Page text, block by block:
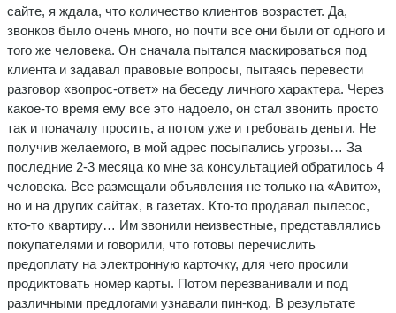
сайте, я ждала, что количество клиентов возрастет. Да,
звонков было очень много, но почти все они были от одного и
того же человека. Он сначала пытался маскироваться под
клиента и задавал правовые вопросы, пытаясь перевести
разговор «вопрос-ответ» на беседу личного характера. Через
какое-то время ему все это надоело, он стал звонить просто
так и поначалу просить, а потом уже и требовать деньги. Не
получив желаемого, в мой адрес посыпались угрозы… За
последние 2-3 месяца ко мне за консультацией обратилось 4
человека. Все размещали объявления не только на «Авито»,
но и на других сайтах, в газетах. Кто-то продавал пылесос,
кто-то квартиру… Им звонили неизвестные, представлялись
покупателями и говорили, что готовы перечислить
предоплату на электронную карточку, для чего просили
продиктовать номер карты. Потом перезванивали и под
различными предлогами узнавали пин-код. В результате